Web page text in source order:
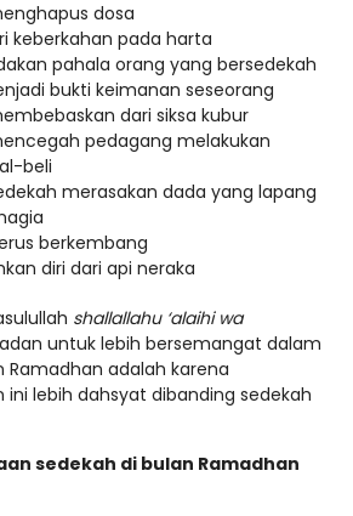
dosa
keberkahan pada harta
pahala orang yang bersedekah
bukti keimanan seseorang
dari siksa kubur
pedagang melakukan
beli
merasakan dada yang lapang
berkembang
diri dari api neraka
shallallahu ‘alaihi wa
untuk lebih bersemangat dalam
Ramadhan adalah karena
ini lebih dahsyat dibanding sedekah
sedekah di bulan Ramadhan